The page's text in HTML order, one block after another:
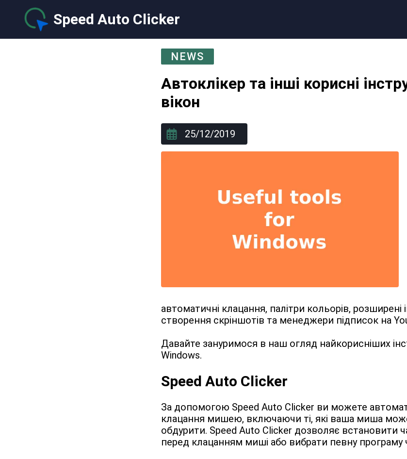
Speed Auto Clicker
NEWS
Автоклікер та інші корисні
вікон
25/12/2019
автоматичні клацання, палітри кольорів, розширені
створення скріншотів та менеджери підписок на
Давайте зануримося в наш огляд найкорисніших
Windows.
Speed Auto Clicker
За допомогою Speed Auto Clicker ви можете
клацання мишею, включаючи ті, які ваша миша
обдурити. Speed Auto Clicker дозволяє встановити
перед клацанням миші або вибрати певну програму